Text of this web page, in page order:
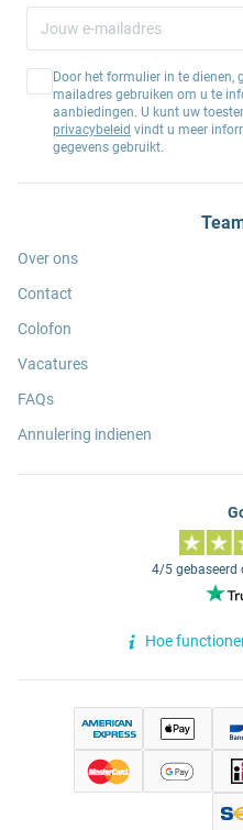
Door het formulier in te dienen,
mailadres gebruiken om u te
aanbiedingen. U kunt uw
privacybeleid vindt u meer
gegevens gebruikt.
Over ons
Contact
Colofon
Vacatures
FAQs
Annulering indienen
4/5 gebaseerd
Hoe